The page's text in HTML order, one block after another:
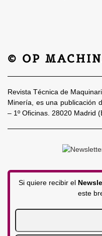
© OP
Revista Técnica de
Minería, es una publicación
– 1º Oficinas. 28020 Madrid
Si quiere recibir el
este